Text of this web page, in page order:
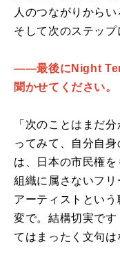
人のつながりから
そして次のステップ
――最後にNight
聞かせてください。
「次のことはまだ
ってみて、自分自
は、日本の市民権
組織に属さないフ
アーティストとい
変で。結構切実で
てはまったく文句は